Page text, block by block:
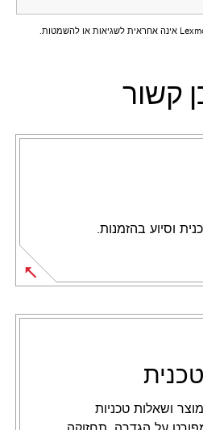
קשור
וסיוע בהזמנות.
ושאלות טכניות